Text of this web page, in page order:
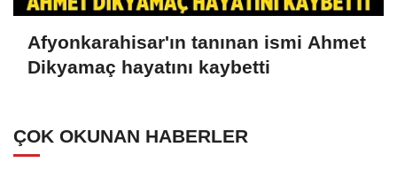
Afyonkarahisar'ın tanınan ismi Ahmet
Dikyamaç hayatını kaybetti
ÇOK OKUNAN HABERLER